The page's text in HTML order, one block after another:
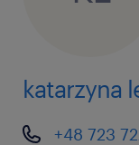
katarzyna
+48 723